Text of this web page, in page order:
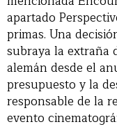
apartado
primas. Una
subraya la extraña
alemán desde el
presupuesto y la
responsable de la
evento